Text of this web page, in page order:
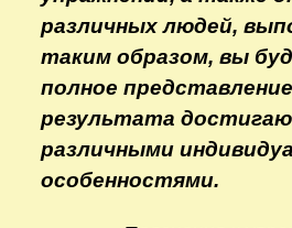
различных людей,
таким образом, вы
полное
результата
различными
особенностями.